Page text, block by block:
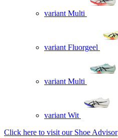
variant Multi
variant Fluorgeel
variant Multi
variant Wit
Click here to visit our Shoe Advisor